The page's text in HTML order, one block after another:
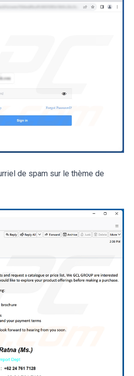
de spam sur le thème de